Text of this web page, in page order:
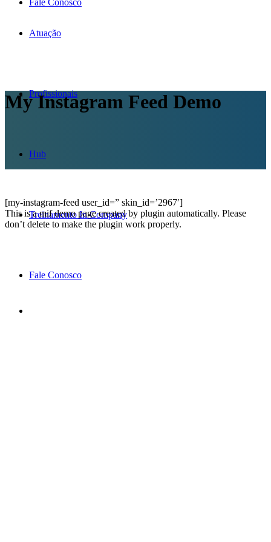
Atuação
Profissionais
Hub
Treinamento In Company
Fale Conosco
Fale Conosco
My Instagram Feed Demo
[my-instagram-feed user_id=” skin_id=’2967′]
This is a mif demo page created by plugin automatically. Please
don’t delete to make the plugin work properly.